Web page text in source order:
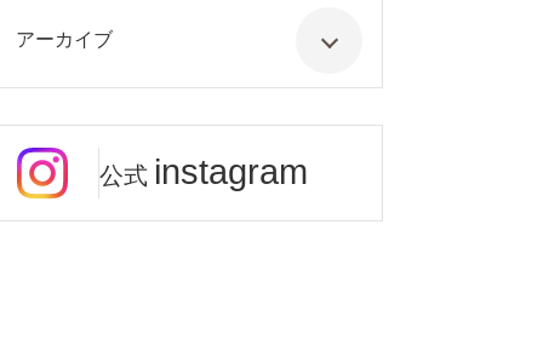
アーカイブ
公式 instagram